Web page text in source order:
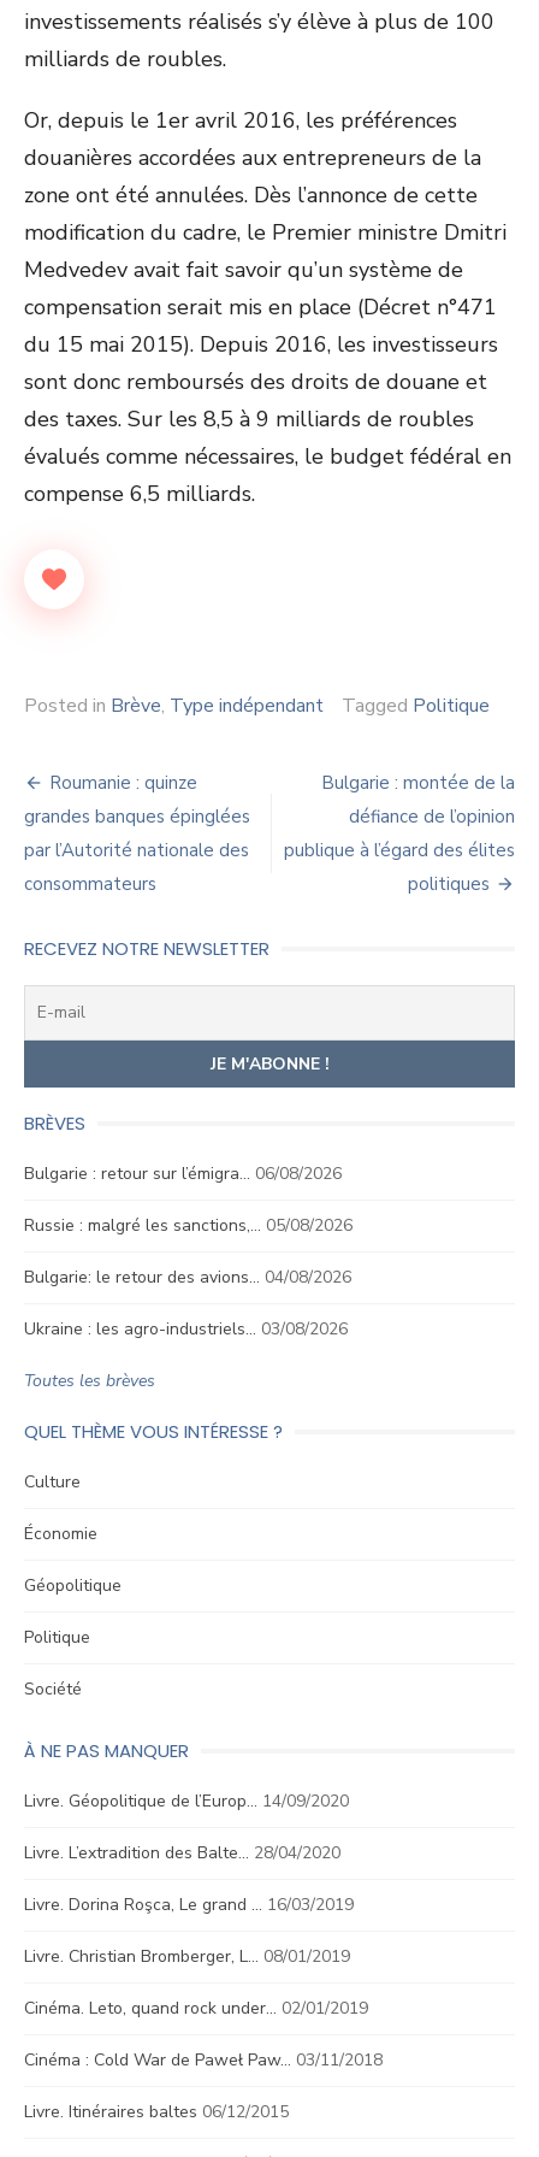
investissements réalisés s’y élève à plus de 100
milliards de roubles.
Or, depuis le 1er avril 2016, les préférences
douanières accordées aux entrepreneurs de la
zone ont été annulées. Dès l’annonce de cette
modification du cadre, le Premier ministre Dmitri
Medvedev avait fait savoir qu’un système de
compensation serait mis en place (Décret n°471
du 15 mai 2015). Depuis 2016, les investisseurs
sont donc remboursés des droits de douane et
des taxes. Sur les 8,5 à 9 milliards de roubles
évalués comme nécessaires, le budget fédéral en
compense 6,5 milliards.
Posted in Brève, Type indépendant Tagged Politique
Navigation
de
l’article
Roumanie : quinze
grandes banques épinglées
par l’Autorité nationale des
consommateurs
Bulgarie : montée de la
défiance de l’opinion
publique à l’égard des élites
politiques
RECEVEZ NOTRE NEWSLETTER
BRÈVES
Bulgarie : retour sur l’émigra… 06/08/2026
Russie : malgré les sanctions,… 05/08/2026
Bulgarie: le retour des avions… 04/08/2026
Ukraine : les agro-industriels… 03/08/2026
Toutes les brèves
QUEL THÈME VOUS INTÉRESSE ?
Culture
Économie
Géopolitique
Politique
Société
À NE PAS MANQUER
Livre. Géopolitique de l’Europ… 14/09/2020
Livre. L’extradition des Balte… 28/04/2020
Livre. Dorina Roşca, Le grand … 16/03/2019
Livre. Christian Bromberger, L… 08/01/2019
Cinéma. Leto, quand rock under… 02/01/2019
Cinéma : Cold War de Paweł Paw… 03/11/2018
Livre. Itinéraires baltes 06/12/2015